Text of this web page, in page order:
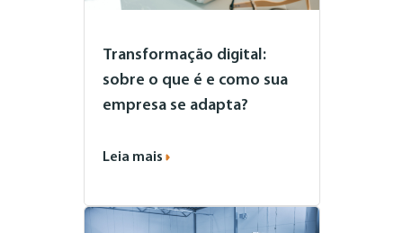
Transformação digital:
sobre o que é e como sua
empresa se adapta?
Leia mais